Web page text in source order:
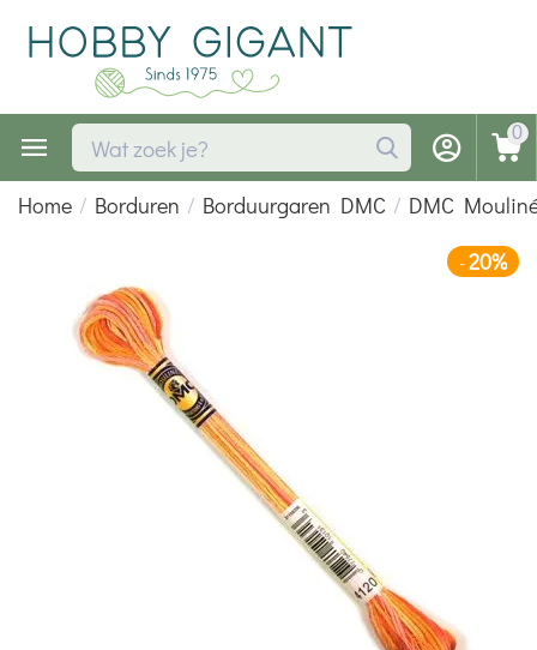
0
Home / Borduren / Borduurgaren DMC / DMC
-20%